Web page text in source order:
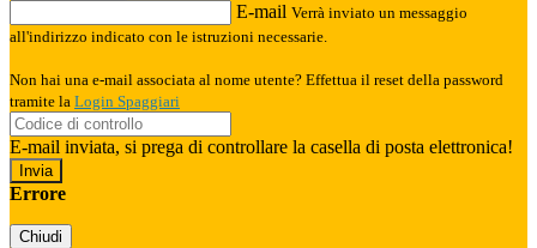
E-mail Verrà inviato un messaggio
all'indirizzo indicato con le istruzioni necessarie.
Non hai una e-mail associata al nome utente? Effettua il reset della password
tramite la Login Spaggiari
E-mail inviata, si prega di controllare la casella di posta elettronica!
Errore
Chiudi